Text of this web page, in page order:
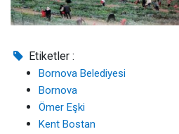
Etiketler :
Bornova Belediyesi
Bornova
Ömer Eşki
Kent Bostan